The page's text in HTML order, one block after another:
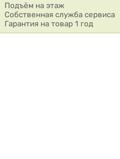
Подъём на этаж
Собственная служба сервиса
Гарантия на товар 1 год